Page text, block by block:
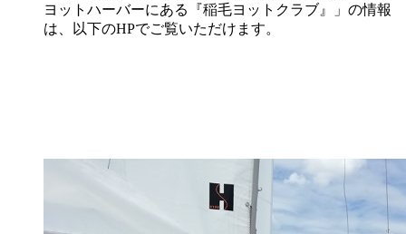
ヨットハーバーにある『稲毛ヨットクラブ』」の情報
は、以下のHPでご覧いただけます。